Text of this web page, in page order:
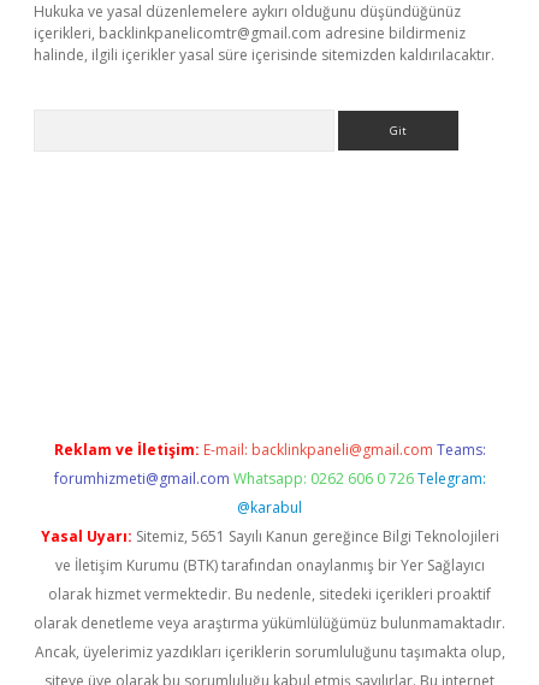
Hukuka ve yasal düzenlemelere aykırı olduğunu düşündüğünüz
içerikleri, backlinkpanelicomtr@gmail.com adresine bildirmeniz
halinde, ilgili içerikler yasal süre içerisinde sitemizden kaldırılacaktır.
Reklam ve İletişim: E-mail: backlinkpaneli@gmail.com Teams:
forumhizmeti@gmail.com Whatsapp: 0262 606 0 726 Telegram:
@karabul
Yasal Uyarı: Sitemiz, 5651 Sayılı Kanun gereğince Bilgi Teknolojileri
ve İletişim Kurumu (BTK) tarafından onaylanmış bir Yer Sağlayıcı
olarak hizmet vermektedir. Bu nedenle, sitedeki içerikleri proaktif
olarak denetleme veya araştırma yükümlülüğümüz bulunmamaktadır.
Ancak, üyelerimiz yazdıkları içeriklerin sorumluluğunu taşımakta olup,
siteye üye olarak bu sorumluluğu kabul etmiş sayılırlar. Bu internet